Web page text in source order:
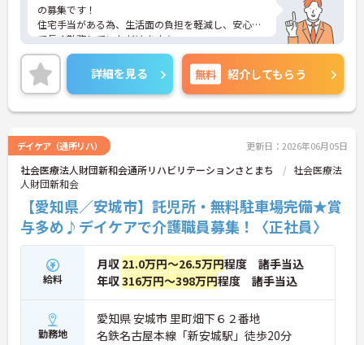
の募集です！
住宅手当がある為、生活面の負担を軽減し、安心し
て長く勤務していただけます☆
また、駅から徒歩4分の立地で、マイカー通勤も可
能なので通勤らくらくです◎
ご興味のある方には、面接対策ポイントなど、さら
に詳細をお話しいたしますのでお気軽にご相談くだ
さい！
詳細を見る 無料 紹介してもらう
デイケア（通所リハ） 更新日：2026年06月05日
社会医療法人財団新和会通所リハビリテーションさとまち
社会医療法
人財団新和会
【愛知県／安城市】託児所・無料駐車場完備★賞
与多め♪デイケアで介護職員募集！〈正社員〉
給料
月収 21.0万円～26.5万円程度 諸手当込
年収316万円～398万円程度 諸手当込
勤務地
愛知県 安城市 里町畑下６２番地
名鉄名古屋本線「新安城駅」徒歩20分